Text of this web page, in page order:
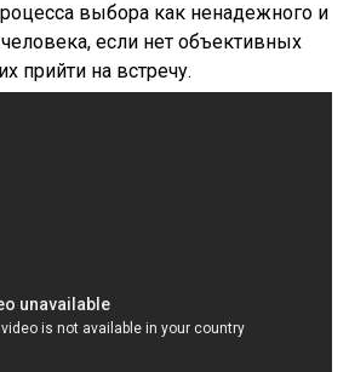
выбора как ненадежного и
если нет объективных
прийти на встречу.